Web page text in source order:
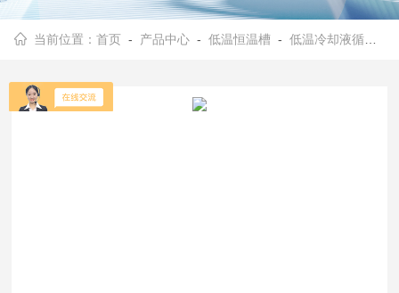
查看更多
当前位置：首页 - 产品中心 -低温恒温槽 -低温冷却液循环装置